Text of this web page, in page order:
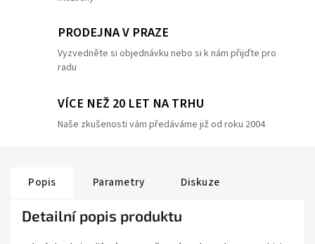
PRODEJNA V PRAZE
Vyzvedněte si objednávku nebo si k nám přijďte pro
radu
VÍCE NEŽ 20 LET NA TRHU
Naše zkušenosti vám předáváme již od roku 2004
Popis Parametry Diskuze
Detailní popis produktu